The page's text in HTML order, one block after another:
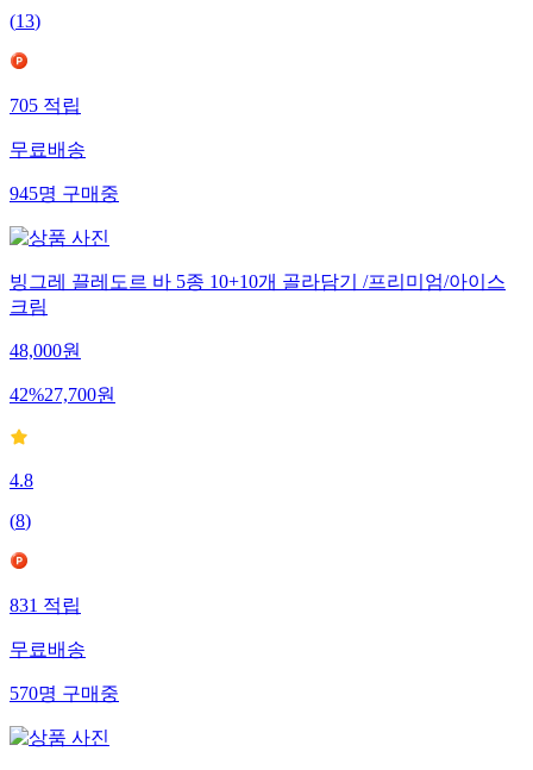
(13)
705적립
무료배송
945명구매중
빙그레 끌레도르 바 5종 10+10개 골라담기 /프리미엄/아이스
크림
48,000원
42%27,700원
4.8
(8)
831적립
무료배송
570명구매중